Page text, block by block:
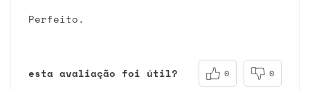
Perfeito.
esta avaliação foi útil? 0 0